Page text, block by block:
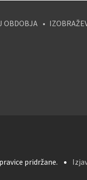
OBDOBJA
pridržane.